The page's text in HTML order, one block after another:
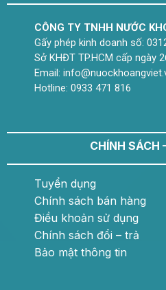
CÔNG TY TNHH NƯỚC
Gấy phép kinh doanh số:
Sở KHĐT TP.HCM cấp ngày
Email:
Hotline: 0933 471 816
CHÍNH SÁCH
Tuyển dụng
Chính sách bán hàng
Điều khoản sử dụng
Chính sách đổi – trả
Bảo mật thông tin